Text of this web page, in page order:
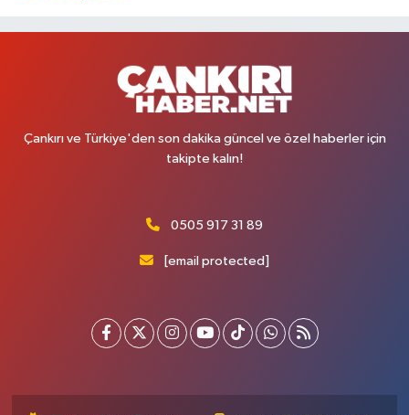
Çankırı ve Türkiye'den son dakika güncel ve özel haberler için
takipte kalın!
0505 917 31 89
[email protected]